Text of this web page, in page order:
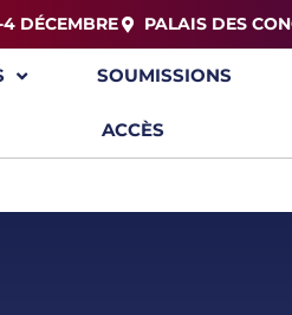
4 DÉCEMBRE PALAIS DES
SOUMISSIONS
ACCÈS